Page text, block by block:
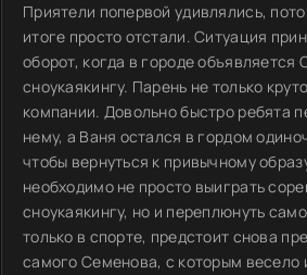
Приятели попервой удивлялись,
итоге просто отстали. Ситуация
оборот, когда в городе объявляется
сноукаякингу. Парень не только
компании. Довольно быстро ребята
нему, а Ваня остался в гордом
чтобы вернуться к привычному
необходимо не просто выиграть
сноукаякингу, но и переплюнуть
только в спорте, предстоит снова
самого Семенова, с которым весело